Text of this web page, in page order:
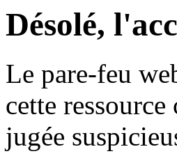
Désolé,
Le pare-feu
cette
jugée